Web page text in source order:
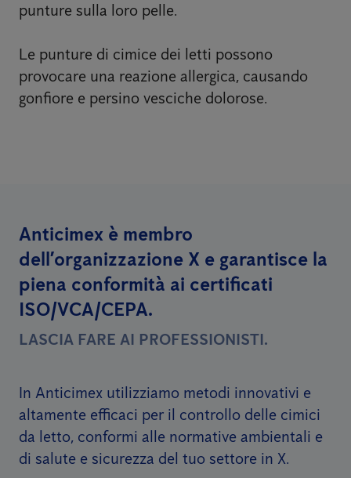
punture sulla loro pelle.
Le punture di cimice dei letti possono
provocare una reazione allergica, causando
gonfiore e persino vesciche dolorose.
Anticimex è membro
dell’organizzazione X e garantisce la
piena conformità ai certificati
ISO/VCA/CEPA.
LASCIA FARE AI PROFESSIONISTI.
In Anticimex utilizziamo metodi innovativi e
altamente efficaci per il controllo delle cimici
da letto, conformi alle normative ambientali e
di salute e sicurezza del tuo settore in X.